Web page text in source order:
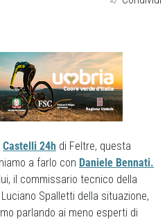
Castelli 24h di Feltre, questa
a farlo con Daniele Bennati.
il commissario tecnico della
Spalletti della situazione,
parlando ai meno esperti di